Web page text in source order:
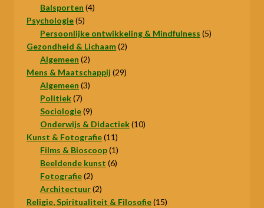
Balsporten 44
Psychologie 55
producten
Persoonlijke ontwikkeling & Mindfulness 55
Gezondheid & Lichaam 22
Algemeen 22
producten
Mens & Maatschappij 2929
Algemeen 33
Politiek 77
producten
Sociologie 99
producten
Onderwijs & Didactiek 1010
Kunst & Fotografie 1111
producten
Films & Bioscoop 11
product
Beeldende kunst 66
Fotografie 22
producten
Architectuur 22
producten
Religie, Spiritualiteit & Filosofie 1515